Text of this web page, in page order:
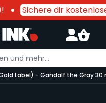
Sichere dir
Label) - Gandalf the Gray 30